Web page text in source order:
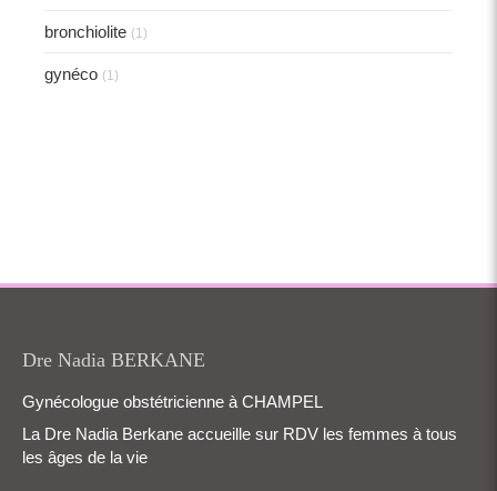
bronchiolite (1)
gynéco (1)
Dre Nadia BERKANE
Gynécologue obstétricienne à CHAMPEL
La Dre Nadia Berkane accueille sur RDV les femmes à tous
les âges de la vie